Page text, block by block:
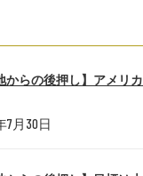
からの後押し】アメリ
7月30日